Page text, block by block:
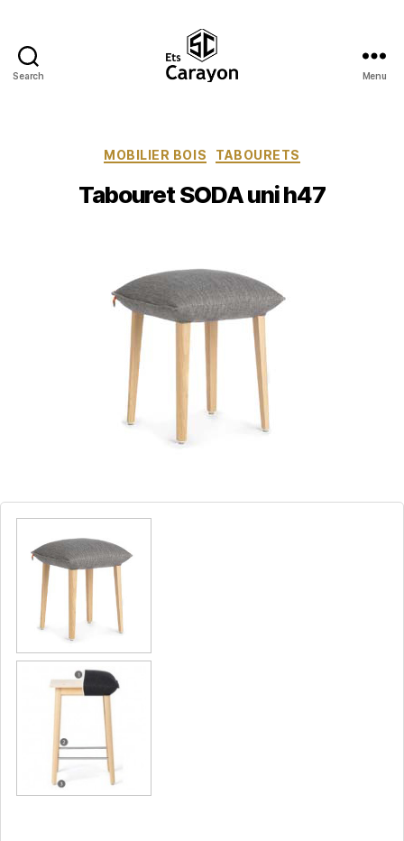
Search Menu
Catégories
MOBILIER BOIS TABOURETS
Tabouret SODA uni h47